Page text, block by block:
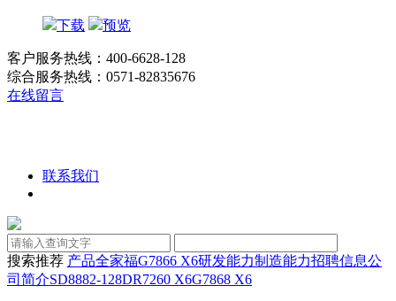
下载 预览
客户服务热线：400-6628-128
综合服务热线：0571-82835676
在线留言
联系我们
搜索推荐 产品全家福G7866 X6研发能力制造能力招聘信息公
司简介SD8882-128DR7260 X6G7868 X6